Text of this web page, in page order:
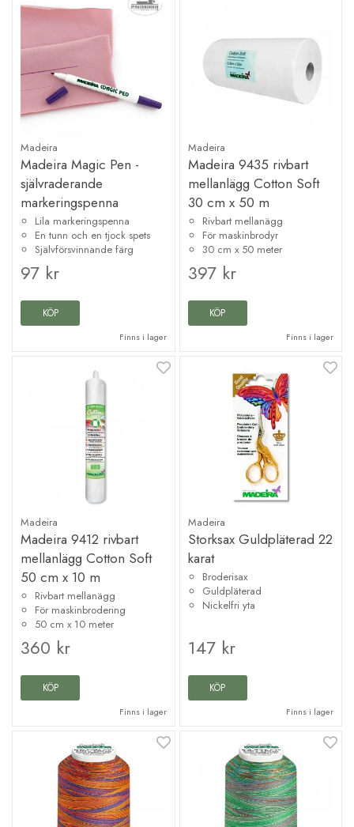
Madeira
Madeira Magic Pen -
självraderande
markeringspenna
Lila markeringspenna
En tunn och en tjock spets
Självförsvinnande färg
97 kr
KÖP
Finns i lager
Madeira
Madeira 9435 rivbart
mellanlägg Cotton Soft
30 cm x 50 m
Rivbart mellanägg
För maskinbrodyr
30 cm x 50 meter
397 kr
KÖP
Finns i lager
Madeira
Madeira 9412 rivbart
mellanlägg Cotton Soft
50 cm x 10 m
Rivbart mellanägg
För maskinbrodering
50 cm x 10 meter
360 kr
KÖP
Finns i lager
Madeira
Storksax Guldpläterad 22
karat
Broderisax
Guldpläterad
Nickelfri yta
147 kr
KÖP
Finns i lager